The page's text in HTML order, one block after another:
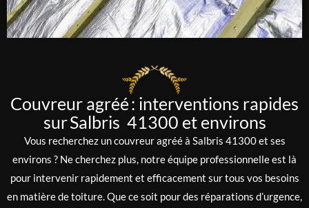
Couvreur agréé : interventions rapides
sur Salbris 41300 et environs
Vous recherchez un couvreur agréé à Salbris 41300 et ses
environs ? Ne cherchez plus, notre équipe professionnelle est là
pour intervenir rapidement et efficacement sur tous vos besoins
en matière de toiture. Que ce soit pour des réparations d’urgence,